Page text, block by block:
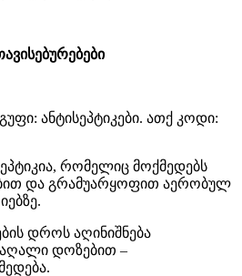
ანტისეპტიკები. ათქ კოდი:
რომელიც მოქმედებს
და გრამუარყოფით აერობულ
დროს აღინიშნება
დოზებით –